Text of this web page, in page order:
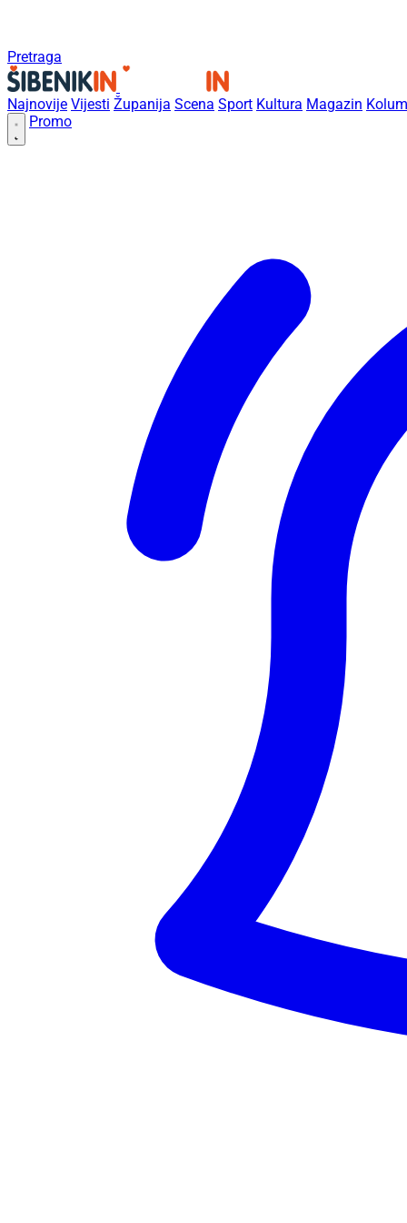
Pretraga
Najnovije Vijesti Županija Scena Sport Kultura Magazin
Promo